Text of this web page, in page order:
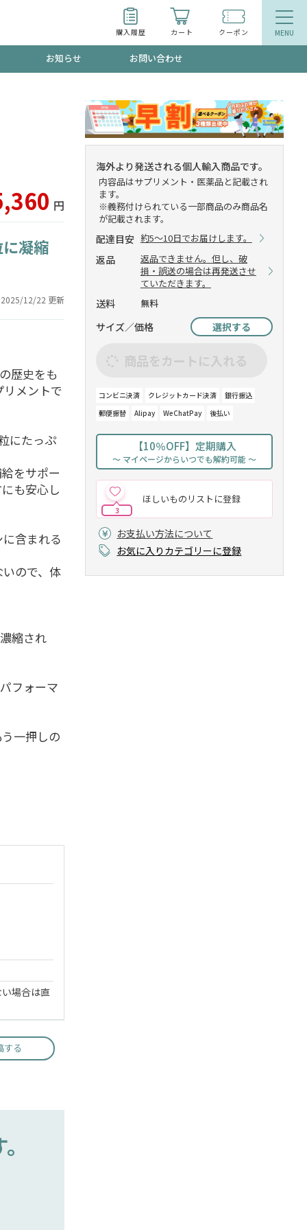
購入履歴 カート クーポン
食品
ールで、夏の頭皮ストレスを完全リセッ
フが贈る音声プログラム
るものが一目でわかるランキング
お知らせ お問い合わせ
円
凝縮
2025/12/22 更新
歴史をも
メントで
にたっぷ
をサポー
も安心し
含まれる
ので、体
縮され
フォーマ
一押しの
海外より発送される個人輸入商品です。
内容品はサプリメント・医薬品と記載され
ます。
※義務付けられている一部商品のみ商品名
が記載されます。
配達目安 約5～10日でお届けします。
返品
返品できません。但し、破
損・誤送の場合は再発送させ
ていただきます。
送料 無料
サイズ／価格 選択する
商品をカートに入れる
コンビニ決済 クレジットカード決済
銀行振込
郵便振替
Alipay WeChatPay 後払い
【10％OFF】定期購入
～ マイページからいつでも解約可能 ～
ほしいものリストに登録
3
お支払い方法について
お気に入りカテゴリーに登録
場合は直
する